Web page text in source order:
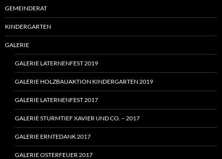
GEMEINDERAT
KINDERGARTEN
GALERIE
GALERIE LATERNENFEST 2019
GALERIE HOLZBAUAKTION KINDERGARTEN 2019
GALERIE LATERNENFEST 2017
GALERIE STURMTIEF XAVIER UND CO. – 2017
GALERIE ERNTEDANK 2017
GALERIE OSTERFEUER 2017